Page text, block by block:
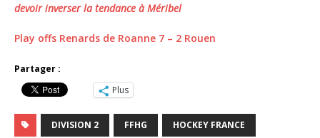
devoir inverser la tendance à Méribel
Play offs Renards de Roanne 7 – 2 Rouen
Partager :
Plus
DIVISION 2 FFHG HOCKEY FRANCE